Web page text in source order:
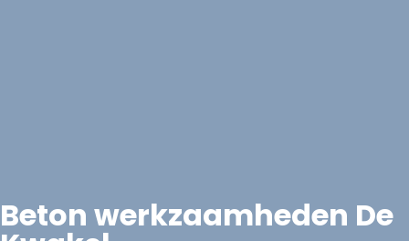
Beton werkzaamheden De